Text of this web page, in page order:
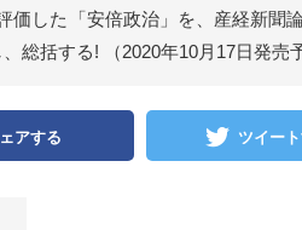
価した「安倍政治」を、産経新聞
総括する! （2020年10月17日発売
アする ツイー